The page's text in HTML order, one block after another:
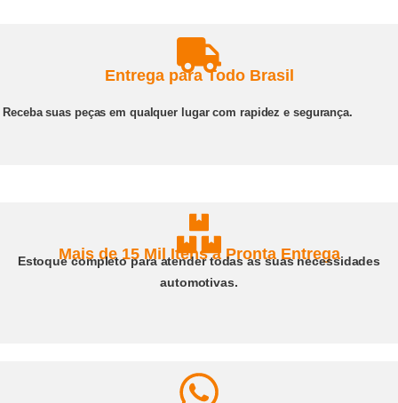
Entrega para Todo Brasil
Receba suas peças em qualquer lugar com rapidez e segurança.
Mais de 15 Mil Itens à Pronta Entrega
Estoque completo para atender todas as suas necessidades
automotivas.